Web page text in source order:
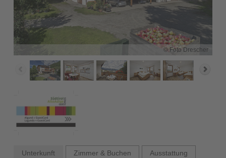
© Foto Drescher
Unterkunft Zimmer & Buchen
Ausstattung